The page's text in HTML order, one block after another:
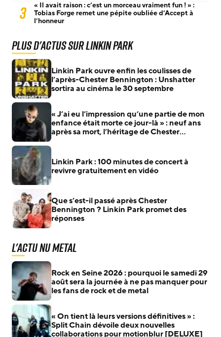
3
« Il avait raison : c’est un morceau vraiment fun ! » :
Tobias Forge remet une pépite oubliée d’Accept à
l’honneur
Plus d'actus sur Linkin Park
Linkin Park ouvre enfin les coulisses de
l’après-Chester Bennington : Unshatter
sortira au cinéma le 30 septembre
« J’ai eu l’impression qu’une partie de mon
enfance était morte ce jour-là » : neuf ans
après sa mort, l’héritage de Chester
Linkin Park : 100 minutes de concert à
revivre gratuitement en vidéo
Que s’est-il passé après Chester
Bennington ? Linkin Park promet des
réponses
L'actu Nu Metal
Rock en Seine 2026 : pourquoi le samedi 29
août sera la journée à ne pas manquer pour
les fans de rock et de metal
« On tient là leurs versions définitives » :
Split Chain dévoile deux nouvelles
collaborations pour motionblur [DELUXE]